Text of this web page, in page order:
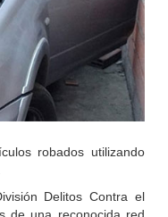
robados utilizando
Delitos Contra el